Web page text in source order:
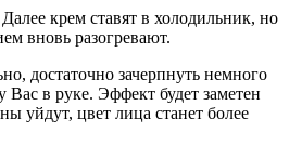
крем ставят в холодильник, но
вновь разогревают.
достаточно зачерпнуть немного
Вас в руке. Эффект будет заметен
уйдут, цвет лица станет более